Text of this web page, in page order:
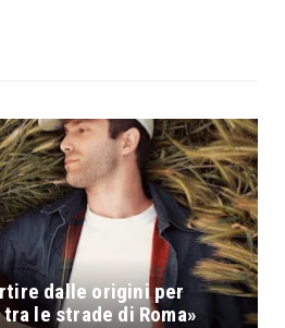
dalle origini per
le strade di Roma»